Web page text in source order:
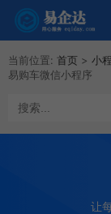
当前位置: 首页 > 小
易购车微信小程序
让